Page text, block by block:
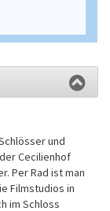
und
Cecilienhof
Per Rad ist man
Filmstudios in
im Schloss